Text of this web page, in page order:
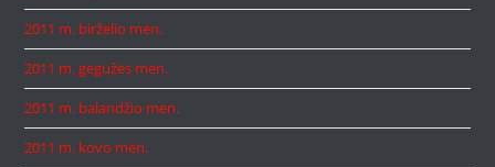
2011 m. birželio mėn.
2011 m. gegužės mėn.
2011 m. balandžio mėn.
2011 m. kovo mėn.